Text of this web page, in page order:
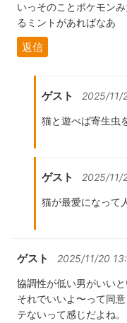
いっそのことポケモン
るミントがあればなあ
返信
ゲスト 2025/11/
猫と遊べば寄生虫
ゲスト 2025/11/
猫が最愛になって
ゲスト 2025/11/20
協調性が低い男がいい
それでいいよ〜って同
テないって感じだよね。